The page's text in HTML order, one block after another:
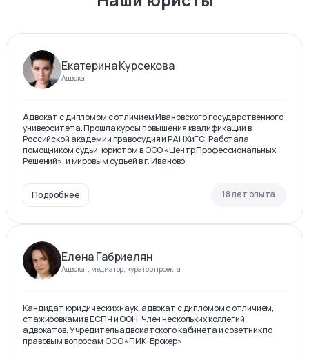
Екатерина Курсекова
Адвокат
Адвокат с дипломом с отличием Ивановского государственного
университета. Прошла курсы повышения квалификации в
Российской академии правосудия и РАНХиГС. Работала
помощником судьи, юристом в ООО «Центр Профессиональных
Решений», и мировым судьей в г. Иваново
Подробнее 18 лет опыта
Елена Габриелян
Адвокат, медиатор, куратор проекта
Кандидат юридических наук, адвокат с дипломом с отличием,
стажировками в ЕСПЧ и ООН. Член нескольких коллегий
адвокатов. Учредитель адвокатского кабинета и советник по
правовым вопросам ООО «ПИК-Брокер»